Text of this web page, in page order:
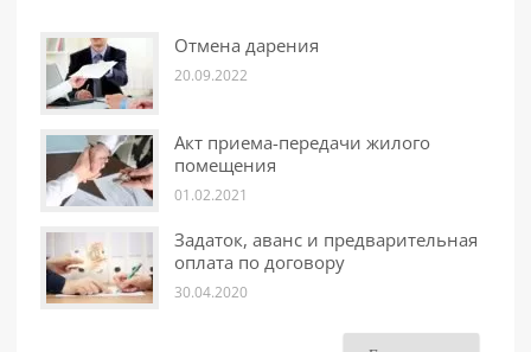
Отмена дарения
20.09.2022
Акт приема-передачи жилого
помещения
01.02.2021
Задаток, аванс и предварительная
оплата по договору
30.04.2020